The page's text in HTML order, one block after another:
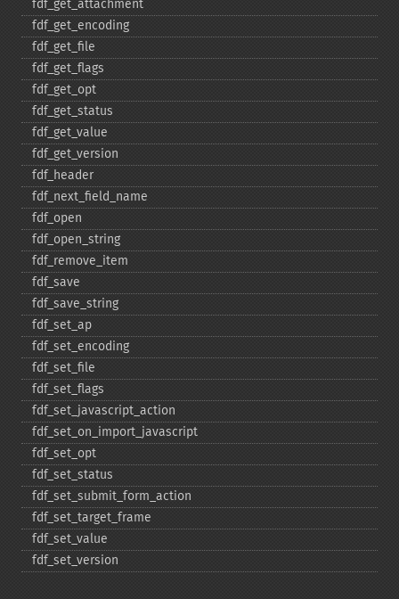
fdf_​get_​attachment
fdf_​get_​encoding
fdf_​get_​file
fdf_​get_​flags
fdf_​get_​opt
fdf_​get_​status
fdf_​get_​value
fdf_​get_​version
fdf_​header
fdf_​next_​field_​name
fdf_​open
fdf_​open_​string
fdf_​remove_​item
fdf_​save
fdf_​save_​string
fdf_​set_​ap
fdf_​set_​encoding
fdf_​set_​file
fdf_​set_​flags
fdf_​set_​javascript_​action
fdf_​set_​on_​import_​javascript
fdf_​set_​opt
fdf_​set_​status
fdf_​set_​submit_​form_​action
fdf_​set_​target_​frame
fdf_​set_​value
fdf_​set_​version